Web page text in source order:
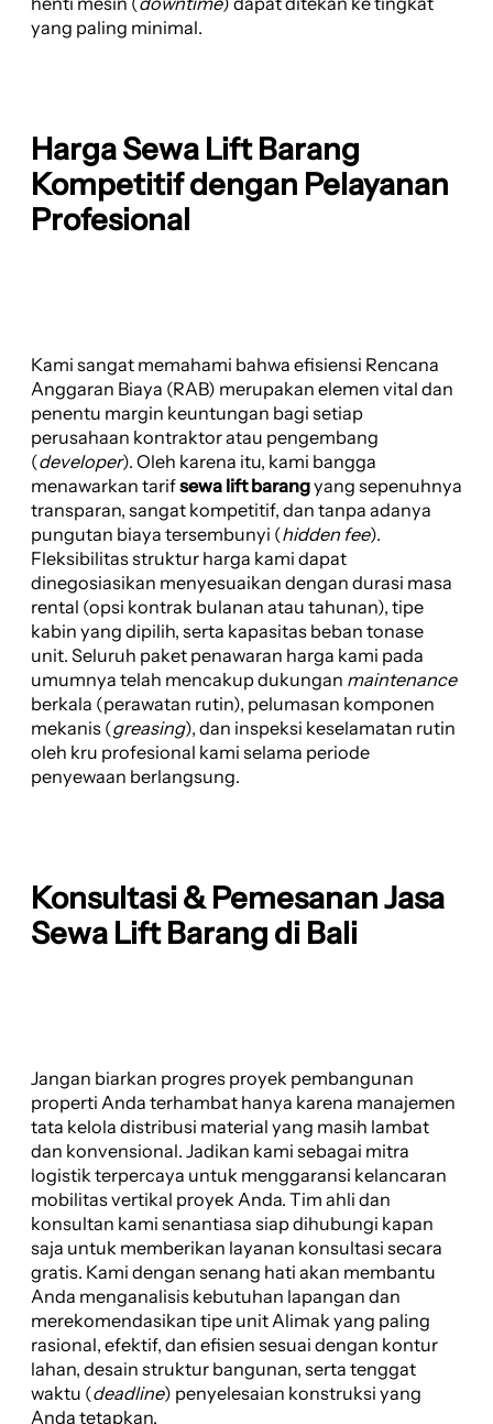
yang paling minimal.
Harga Sewa Lift Barang
Kompetitif dengan Pelayanan
Profesional
Kami sangat memahami bahwa efisiensi Rencana
Anggaran Biaya (RAB) merupakan elemen vital dan
penentu margin keuntungan bagi setiap
perusahaan kontraktor atau pengembang
(developer). Oleh karena itu, kami bangga
menawarkan tarifsewa lift barangyang sepenuhnya
transparan, sangat kompetitif, dan tanpa adanya
pungutan biaya tersembunyi (hidden fee).
Fleksibilitas struktur harga kami dapat
dinegosiasikan menyesuaikan dengan durasi masa
rental (opsi kontrak bulanan atau tahunan), tipe
kabin yang dipilih, serta kapasitas beban tonase
unit. Seluruh paket penawaran harga kami pada
umumnya telah mencakup dukungan maintenance
berkala (perawatan rutin), pelumasan komponen
mekanis (greasing), dan inspeksi keselamatan rutin
oleh kru profesional kami selama periode
penyewaan berlangsung.
Konsultasi & Pemesanan Jasa
Sewa Lift Barang di Bali
Jangan biarkan progres proyek pembangunan
properti Anda terhambat hanya karena manajemen
tata kelola distribusi material yang masih lambat
dan konvensional. Jadikan kami sebagai mitra
logistik terpercaya untuk menggaransi kelancaran
mobilitas vertikal proyek Anda. Tim ahli dan
konsultan kami senantiasa siap dihubungi kapan
saja untuk memberikan layanan konsultasi secara
gratis. Kami dengan senang hati akan membantu
Anda menganalisis kebutuhan lapangan dan
merekomendasikan tipe unit Alimak yang paling
rasional, efektif, dan efisien sesuai dengan kontur
lahan, desain struktur bangunan, serta tenggat
waktu (deadline) penyelesaian konstruksi yang
Anda tetapkan.